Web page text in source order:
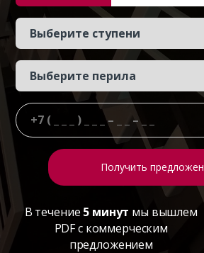
В течение 5 минут мы вышлем
PDF с коммерческим
предложением